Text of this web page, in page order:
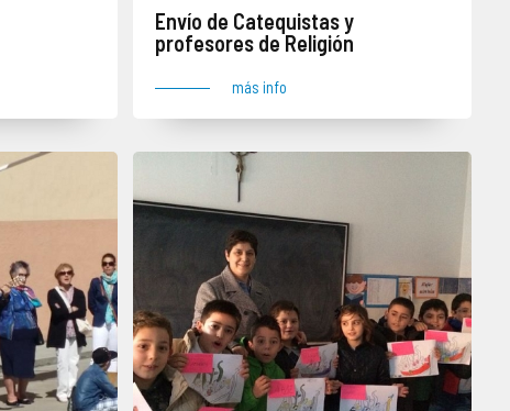
Envío de Catequistas y
profesores de Religión
más info